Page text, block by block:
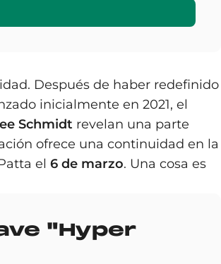
Después de haber redefinido
inicialmente en 2021, el
Schmidt revelan una parte
ofrece una continuidad en la
el 6 de marzo. Una cosa es
"Hyper